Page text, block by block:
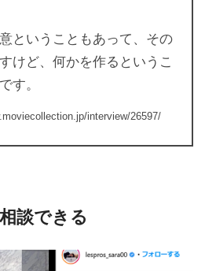
ということもあって、その
けど、何かを作るというこ
す。
interview/26597/
談できる